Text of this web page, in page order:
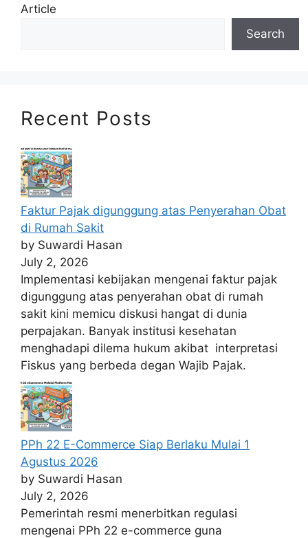
Article
Search
Recent Posts
Faktur Pajak digunggung atas Penyerahan Obat
di Rumah Sakit
by Suwardi Hasan
July 2, 2026
Implementasi kebijakan mengenai faktur pajak
digunggung atas penyerahan obat di rumah
sakit kini memicu diskusi hangat di dunia
perpajakan. Banyak institusi kesehatan
menghadapi dilema hukum akibat interpretasi
Fiskus yang berbeda degan Wajib Pajak.
PPh 22 E-Commerce Siap Berlaku Mulai 1
Agustus 2026
by Suwardi Hasan
July 2, 2026
Pemerintah resmi menerbitkan regulasi
mengenai PPh 22 e-commerce guna